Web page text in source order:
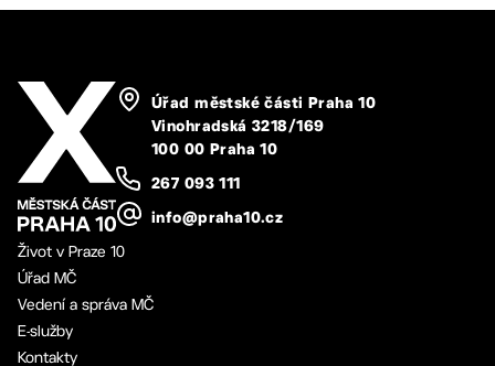
Úřad městské části Praha 10
Vinohradská 3218/169
100 00 Praha 10
267 093 111
info@praha10.cz
Život v Praze 10
Úřad MČ
Vedení a správa MČ
E-služby
Kontakty